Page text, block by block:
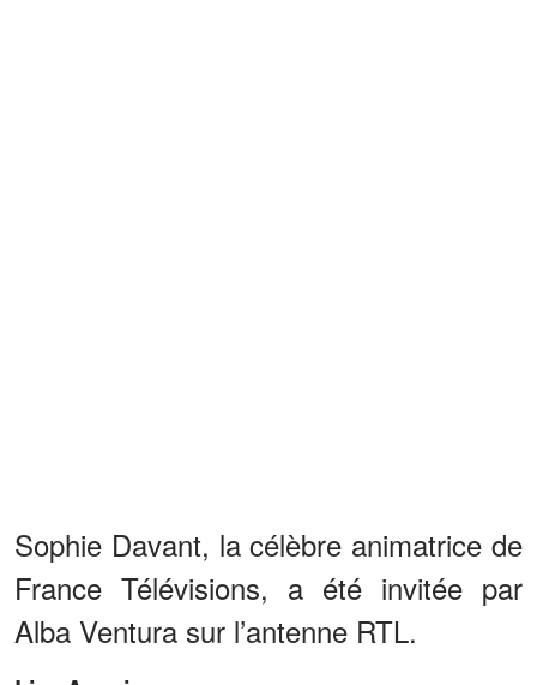
Sophie Davant, la célèbre animatrice de
France Télévisions, a été invitée par
Alba Ventura sur l’antenne RTL.